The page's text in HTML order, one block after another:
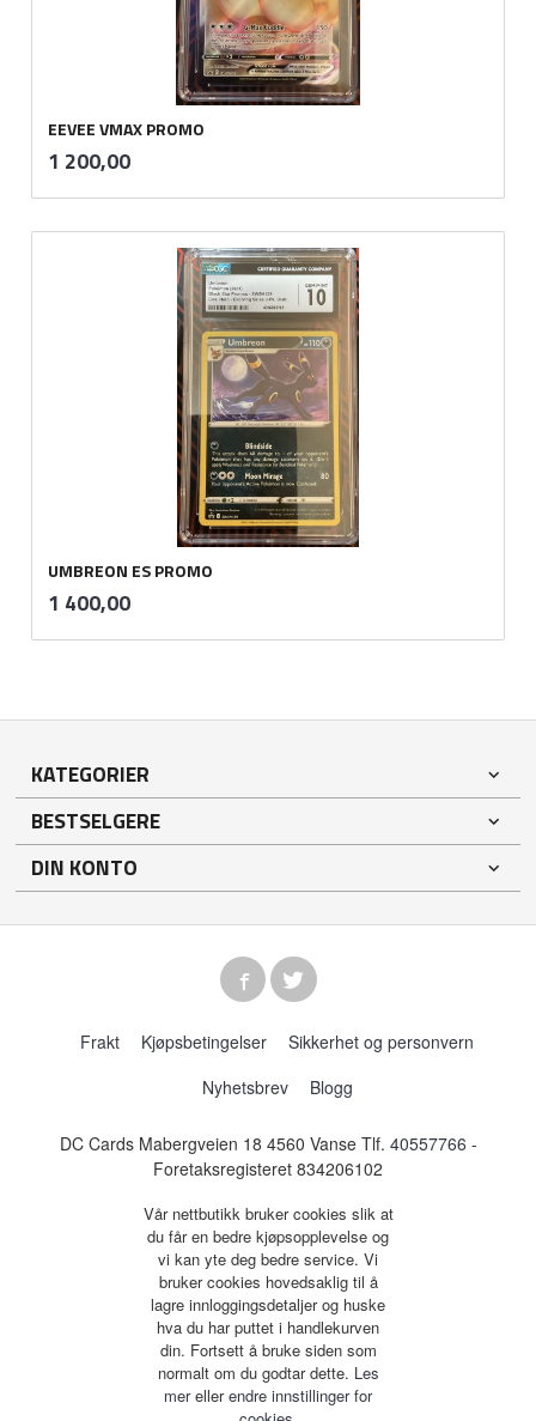
EEVEE VMAX PROMO
Pris
1 200,00mva.
UMBREON ES PROMO
Pris
1 400,00mva.
KATEGORIER
BESTSELGERE
DIN KONTO
Frakt Kjøpsbetingelser
Sikkerhet og personvern
Nyhetsbrev
Blogg
DC Cards Mabergveien 18 4560 Vanse Tlf. 40557766 -
Foretaksregisteret 834206102
Vår nettbutikk bruker cookies slik at
du får en bedre kjøpsopplevelse og
vi kan yte deg bedre service. Vi
bruker cookies hovedsaklig til å
lagre innloggingsdetaljer og huske
hva du har puttet i handlekurven
din. Fortsett å bruke siden som
normalt om du godtar dette. Les
merellerendre innstillinger for